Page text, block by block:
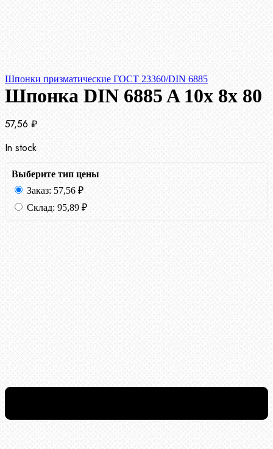
Шпонки призматические ГОСТ 23360/DIN 6885
Шпонка DIN 6885 A 10x 8x 80
57,56 ₽
In stock
Выберите тип цены
Заказ: 57,56 ₽
Склад: 95,89 ₽